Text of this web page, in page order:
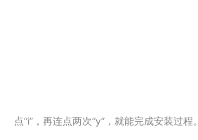
点“i”，再连点两次“y”，就能完成安装过程。